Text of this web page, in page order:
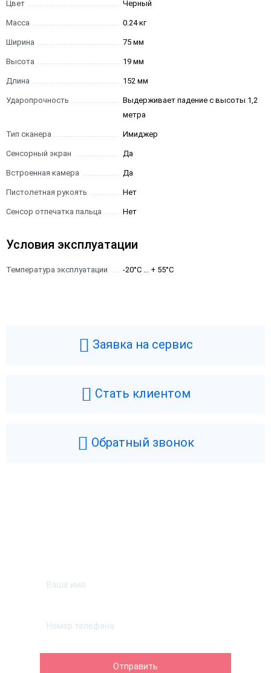
Цвет Черный
Масса 0.24 кг
Ширина 75 мм
Высота 19 мм
Длина 152 мм
Ударопрочность
Выдерживает падение с высоты 1,2
метра
Тип сканера Имиджер
Сенсорный экран Да
Встроенная камера Да
Пистолетная рукоять Нет
Сенсор отпечатка пальца Нет
Условия эксплуатации
Температура эксплуатации -20°C ... + 55°C
Заявка на сервис
Стать клиентом
Обратный звонок